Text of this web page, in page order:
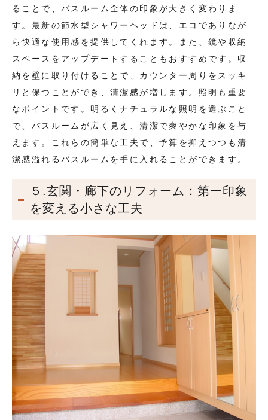
ることで、バスルーム全体の印象が大きく変わりま
す。最新の節水型シャワーヘッドは、エコでありなが
ら快適な使用感を提供してくれます。また、鏡や収納
スペースをアップデートすることもおすすめです。収
納を壁に取り付けることで、カウンター周りをスッキ
リと保つことができ、清潔感が増します。照明も重要
なポイントです。明るくナチュラルな照明を選ぶこと
で、バスルームが広く見え、清潔で爽やかな印象を与
えます。これらの簡単な工夫で、予算を抑えつつも清
潔感溢れるバスルームを手に入れることができます。
５.玄関・廊下のリフォーム：第一印象
を変える小さな工夫